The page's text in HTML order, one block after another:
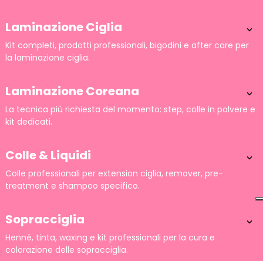
Laminazione Ciglia 
Kit completi, prodotti professionali, bigodini e after care per
la laminazione ciglia.
Laminazione Coreana 
La tecnica più richiesta del momento: step, colle in polvere e
kit dedicati.
Colle & Liquidi 
Colle professionali per extension ciglia, remover, pre-
treatment e shampoo specifico.
Sopracciglia 
Henné, tinta, waxing e kit professionali per la cura e
colorazione delle sopracciglia.